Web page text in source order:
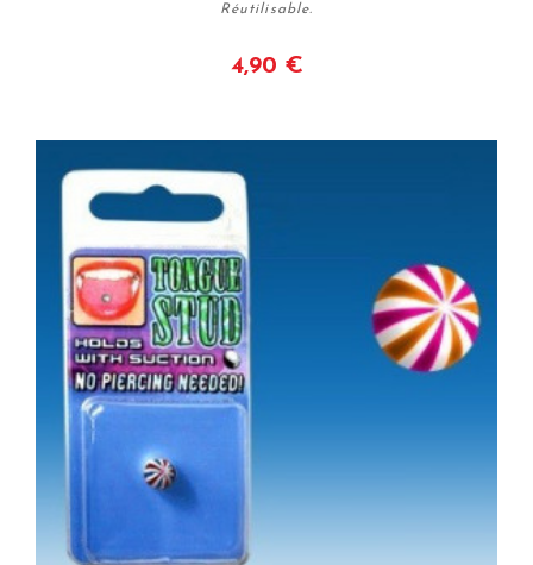
Réutilisable.
4,90 €